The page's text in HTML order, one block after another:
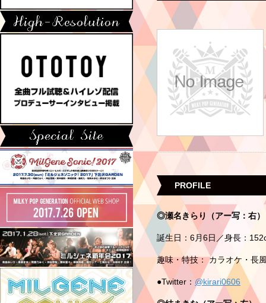
PROFILE
◎瀬名きらり（アー写：右）
誕生日：6月6日／身長：
趣味・特技： カラオケ・長
●Twitter： @kirari0606